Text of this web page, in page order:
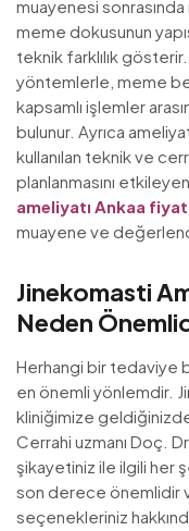
muayenesi
meme dokusunun
teknik farklılık
yöntemlerle, meme
kapsamlı işlemler
bulunur. Ayrıca
kullanılan teknik ve
planlanmasını
ameliyatı Ankaa
muayene ve
Jinekomasti
Neden
Herhangi bir tedaviye
en önemli yönlemdir.
kliniğimize
Cerrahi uzmanı Doç.
şikayetiniz ile ilgili her
son derece önemlidir
seçenekleriniz